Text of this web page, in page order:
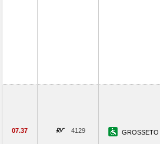
07.37 4129 GROSSETO